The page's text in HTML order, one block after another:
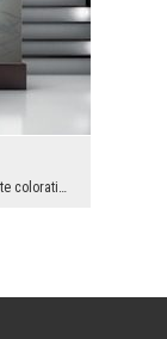
Eteri, pieni di grazia, effimeri e splendidamente colorati. Si associano con l’estate e con carat...